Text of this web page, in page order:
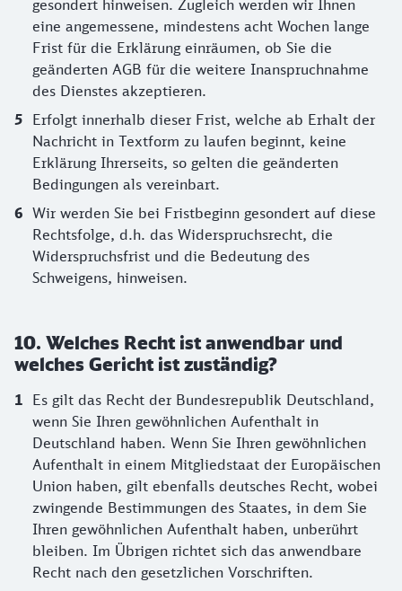
gesondert hinweisen. Zugleich werden wir Ihnen
eine angemessene, mindestens acht Wochen lange
Frist für die Erklärung einräumen, ob Sie die
geänderten AGB für die weitere Inanspruchnahme
des Dienstes akzeptieren.
Erfolgt innerhalb dieser Frist, welche ab Erhalt der
Nachricht in Textform zu laufen beginnt, keine
Erklärung Ihrerseits, so gelten die geänderten
Bedingungen als vereinbart.
Wir werden Sie bei Fristbeginn gesondert auf diese
Rechtsfolge, d.h. das Widerspruchsrecht, die
Widerspruchsfrist und die Bedeutung des
Schweigens, hinweisen.
10. Welches Recht ist anwendbar und
welches Gericht ist zuständig?
Es gilt das Recht der Bundesrepublik Deutschland,
wenn Sie Ihren gewöhnlichen Aufenthalt in
Deutschland haben. Wenn Sie Ihren gewöhnlichen
Aufenthalt in einem Mitgliedstaat der Europäischen
Union haben, gilt ebenfalls deutsches Recht, wobei
zwingende Bestimmungen des Staates, in dem Sie
Ihren gewöhnlichen Aufenthalt haben, unberührt
bleiben. Im Übrigen richtet sich das anwendbare
Recht nach den gesetzlichen Vorschriften.